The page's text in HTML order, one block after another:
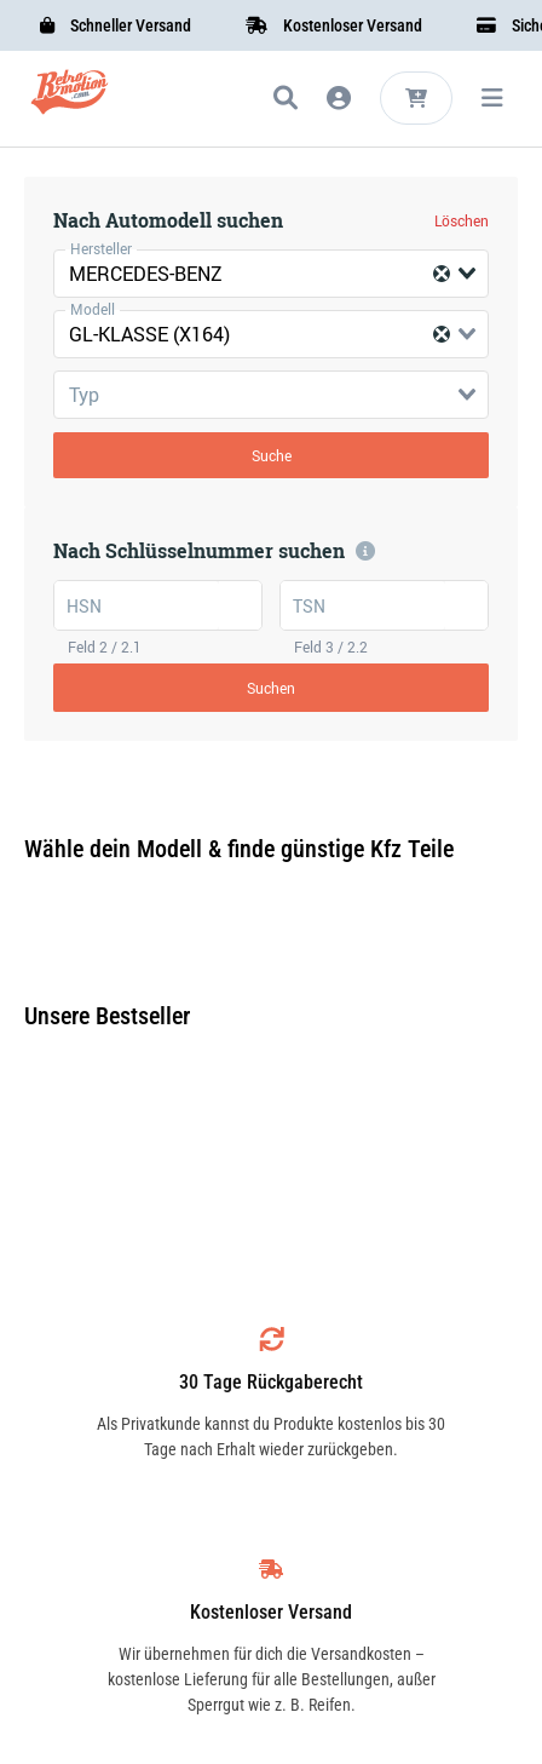
Schneller Versand Kostenloser Versand
Nach Automodell suchen
Löschen
Hersteller
MERCEDES-BENZ
Modell
GL-KLASSE (X164)
Typ
Suche
Nach Schlüsselnummer suchen
HSN
Feld 2 / 2.1
TSN
Feld 3 / 2.2
Suchen
Wähle dein Modell & finde günstige Kfz Teile
Unsere Bestseller
30 Tage Rückgaberecht
Als Privatkunde kannst du Produkte kostenlos bis 30
Tage nach Erhalt wieder zurückgeben.
Kostenloser Versand
Wir übernehmen für dich die Versandkosten –
kostenlose Lieferung für alle Bestellungen, außer
Sperrgut wie z. B. Reifen.